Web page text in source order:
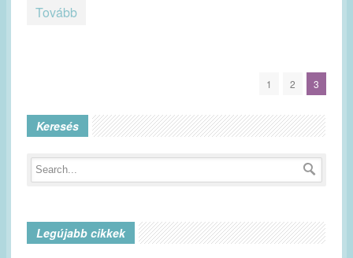
Tovább
1 2 3
Keresés
Legújabb cikkek